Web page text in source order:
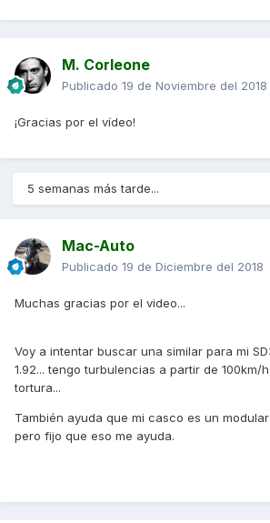
M. Corleone
Publicado 19 de Noviembre del 2018
¡Gracias por el vídeo!
5 semanas más tarde...
Mac-Auto
Publicado 19 de Diciembre del 2018
Muchas gracias por el video...
Voy a intentar buscar una similar para mi
1.92... tengo turbulencias a partir de 100km/
tortura...
También ayuda que mi casco es un
pero fijo que eso me ayuda.